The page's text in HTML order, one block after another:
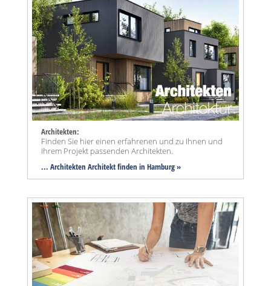
Architekten:
Finden Sie hier einen erfahrenen und zu Ihnen und
Ihrem Projekt passenden Architekten.
... Architekten Architekt finden in Hamburg »